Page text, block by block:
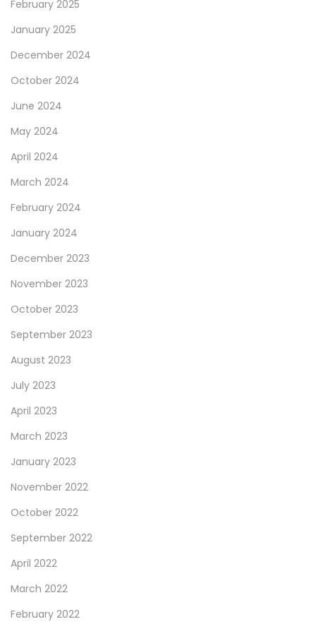
February 2025
January 2025
December 2024
October 2024
June 2024
May 2024
April 2024
March 2024
February 2024
January 2024
December 2023
November 2023
October 2023
September 2023
August 2023
July 2023
April 2023
March 2023
January 2023
November 2022
October 2022
September 2022
April 2022
March 2022
February 2022